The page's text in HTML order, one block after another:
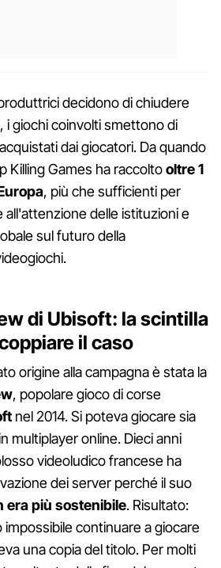
decidono di chiudere
i giochi coinvolti smettono di
dai giocatori. Da quando
Killing Games ha raccoltooltre 1
, più che sufficienti per
all'attenzione delle istituzioni e
sul futuro della
di Ubisoft: la scintilla
il caso
origine alla campagna è stata la
, popolare gioco di corse
nel 2014. Si poteva giocare sia
multiplayer online. Dieci anni
videoludico francese ha
dei server perché il suo
era più sostenibile. Risultato:
impossibile continuare a giocare
una copia del titolo. Per molti